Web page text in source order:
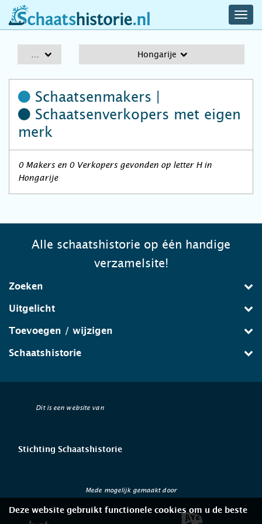
schaatshistorie.nl
Hongarije
Schaatsenmakers |
Schaatsenverkopers met eigen
merk
0 Makers en 0 Verkopers gevonden op letter H in
Hongarije
Alle schaatshistorie op één handige
verzamelsite!
Zoeken
Uitgelicht
Toevoegen / wijzigen
Schaatshistorie
Dit is een website van
Stichting Schaatshistorie
Mede mogelijk gemaakt door
Deze website gebruikt functionele cookies om u de beste